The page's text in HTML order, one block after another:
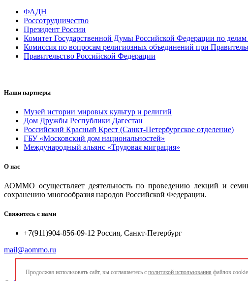
ФАДН
Россотрудничество
Президент России
Комитет Государственной Думы Российской Федерации по делам
Комиссия по вопросам религиозных объединений при
Правительство Российской Федерации
Наши партнеры
Музей истории мировых культур и религий
Дом Дружбы Республики Дагестан
Российский Красный Крест (Санкт-Петербургское отделение)
ГБУ «Московский дом национальностей»
Международный альянс «Трудовая миграция»
О нас
АОММО осуществляет деятельность по проведению лекций и
сохранению многообразия народов Российской Федерации.
Свяжитесь с нами
+7(911)904-856-09-12 Россия, Санкт-Петербург
mail@aommo.ru
Продолжая использовать сайт, вы соглашаетесь с политикой использования файлов